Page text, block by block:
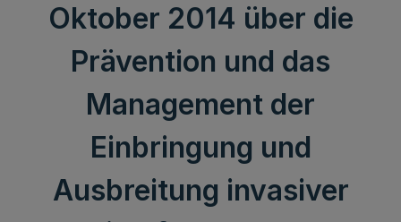
Oktober 2014 über die
Prävention und das
Management der
Einbringung und
Ausbreitung invasiver